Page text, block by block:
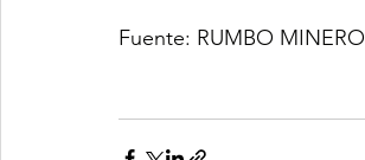
Fuente: RUMBO MINERO